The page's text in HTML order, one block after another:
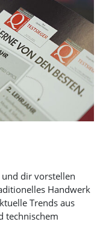
dir vorstellen
Handwerk
Trends aus
technischem